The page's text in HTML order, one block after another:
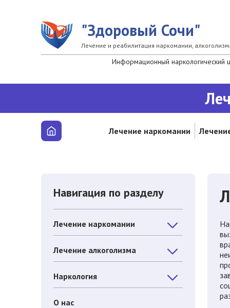
"Здоровый Сочи"
Лечение и реабилитация наркомании,
Информационный наркологический
Лечение наркомании
Навигация по разделу
Лечение наркомании
Лечение алкоголизма
Наркология
О нас